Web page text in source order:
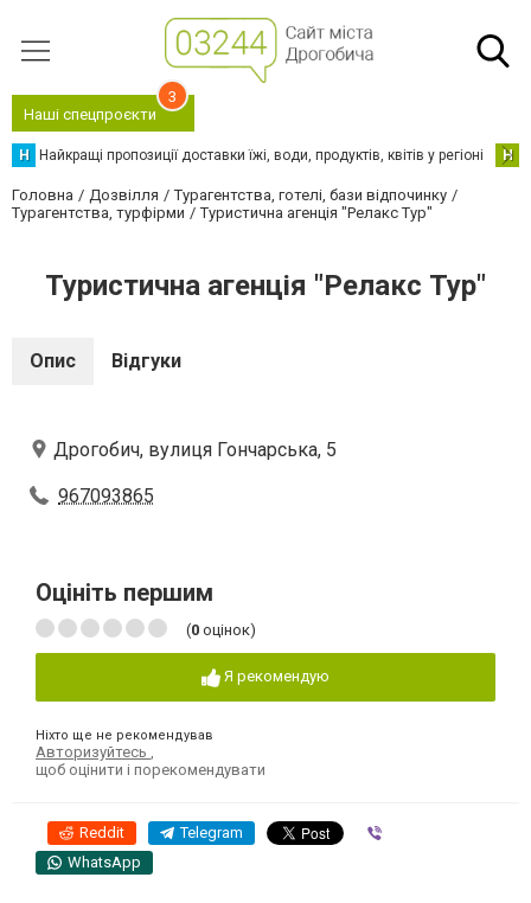
Наші спецпроєкти
3
Н Найкращі пропозиції доставки їжі, води, продуктів, квітів у регіоні Н
Головна Дозвілля
Турагентства, готелі, бази відпочинку
Турагентства, турфірми
Туристична агенція "Релакс Тур"
Туристична агенція "Релакс Тур"
Опис Відгуки
Дрогобич, вулиця Гончарська, 5
967093865
Оцініть першим
(0 оцінок)
Я рекомендую
Ніхто ще не рекомендував
Авторизуйтесь
щоб оцінити і порекомендувати
Reddit Telegram
WhatsApp